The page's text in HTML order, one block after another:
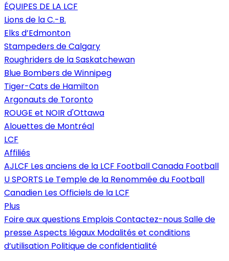
ÉQUIPES DE LA LCF
Lions de la C.-B.
Elks d’Edmonton
Stampeders de Calgary
Roughriders de la Saskatchewan
Blue Bombers de Winnipeg
Tiger-Cats de Hamilton
Argonauts de Toronto
ROUGE et NOIR d'Ottawa
Alouettes de Montréal
LCF
Affiliés
AJLCFLes anciens de la LCFFootball CanadaFootball
U SPORTSLe Temple de la Renommée du Football
CanadienLes Officiels de la LCF
Plus
Foire aux questionsEmploisContactez-nousSalle de
presseAspects légauxModalités et conditions
d’utilisationPolitique de confidentialité